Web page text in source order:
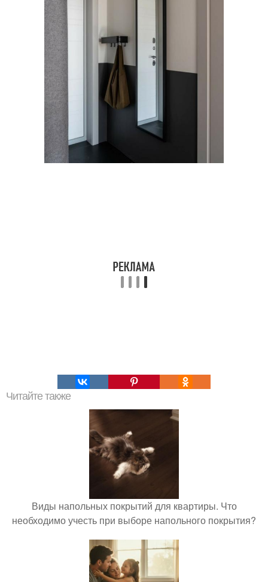
Читайте также
Виды напольных покрытий для квартиры. Что
необходимо учесть при выборе напольного покрытия?